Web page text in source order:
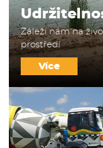
Záleží nám na
prostředí
Více